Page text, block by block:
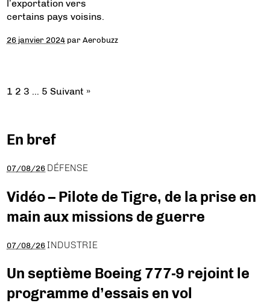
l’exportation vers
certains pays voisins.
26 janvier 2024 parAerobuzz
1 2 3 … 5 Suivant »
En bref
07/08/26 DÉFENSE
Vidéo – Pilote de Tigre, de la prise en
main aux missions de guerre
07/08/26 INDUSTRIE
Un septième Boeing 777-9 rejoint le
programme d’essais en vol